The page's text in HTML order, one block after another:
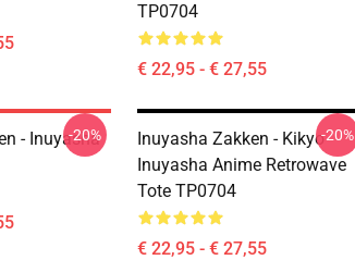
TP0704
€ 22,95 - € 27,55
- Inuyasha
-20%
Inuyasha Zakken - Kikyo
Inuyasha Anime Retrowave
Tote TP0704
€ 22,95 - € 27,55
-20%